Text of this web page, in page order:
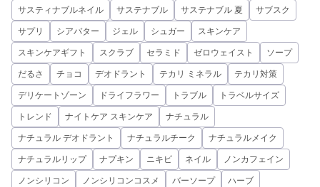
サスティナブルネイル サステナブル サステナブル 夏 サブスク
サプリ シアバター ジェル シュガー スキンケア
スキンケアギフト スクラブ セラミド ゼロウェイスト ソープ
だるさ チョコ デオドラント テカリ ミネラル テカリ対策
デリケートゾーン ドライフラワー トラブル トラベルサイズ
トレンド ナイトケア スキンケア ナチュラル
ナチュラル デオドラント ナチュラルチーク ナチュラルメイク
ナチュラルリップ ナプキン ニキビ ネイル ノンカフェイン
ノンシリコン ノンシリコンコスメ バーソープ ハーブ